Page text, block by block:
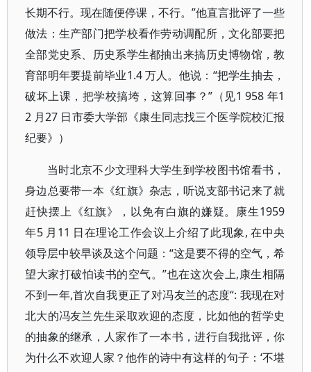
长期不行。现在随便停课，不行。”他直言批评了一些
做法：生产部门把学校看作劳动调配所，文化部要把
全部党史系、历史系学生都抽出来搞历史博物馆，教
育部明年要提前毕业1.4 万人。他说：“把学生抽去，
破坏上课，把学校搞垮，这算回事？”（见1 958 年1
2 月27 日市委大学部《康生同志找三个医学院校汇报
纪要》）
当时北京不少文理科大学生到学校图书馆看书，
身边总要带一本《红旗》杂志，听说支部书记来了就
赶快摆上《红旗》，以免有白旗的嫌疑。康生1959
年5 月11 日在理论工作会议上介绍了此现象, 在中央
领导层中较早谈及这个问题：“这是要不得的空气，希
望大家打破怕读书的空气。”也在这次会上,康生相隔
不到一年,首次自我更正了对冯友兰的态度“: 我现在对
北大的冯友兰先生采取欢迎的态度，比如他的哲学史
的抽象的继承，人家作了一本书，进行自我批评，你
为什么不欢迎人家？他作的诗中有这样的句子：‘不堪